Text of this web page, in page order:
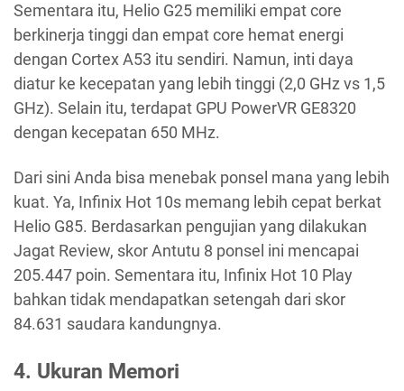
Sementara itu, Helio G25 memiliki empat core
berkinerja tinggi dan empat core hemat energi
dengan Cortex A53 itu sendiri. Namun, inti daya
diatur ke kecepatan yang lebih tinggi (2,0 GHz vs 1,5
GHz). Selain itu, terdapat GPU PowerVR GE8320
dengan kecepatan 650 MHz.
Dari sini Anda bisa menebak ponsel mana yang lebih
kuat. Ya, Infinix Hot 10s memang lebih cepat berkat
Helio G85. Berdasarkan pengujian yang dilakukan
Jagat Review, skor Antutu 8 ponsel ini mencapai
205.447 poin. Sementara itu, Infinix Hot 10 Play
bahkan tidak mendapatkan setengah dari skor
84.631 saudara kandungnya.
4. Ukuran Memori